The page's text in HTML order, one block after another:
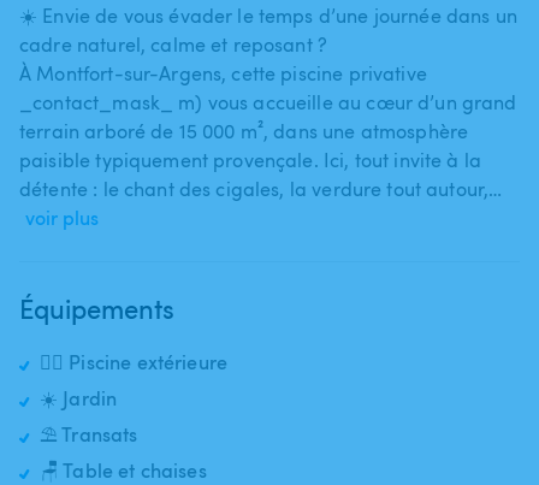
☀️ Envie de vous évader le temps d’une journée dans un
cadre naturel​,​ calme et reposant ?
À Montfort-sur-Argens​,​ cette piscine privative
_contact_mask_ m) vous accueille au cœur d’un grand
terrain arboré de 15 000 m²​,​ dans une atmosphère
paisible typiquement provençale. Ici​,​ tout invite à la
détente : le chant des cigales​,​ la verdure tout autour​,​…
voir plus
Équipements
🏊‍♂️ Piscine extérieure
☀️ Jardin
⛱️ Transats
🪑 Table et chaises